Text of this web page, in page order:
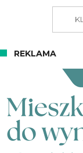
REKLAMA